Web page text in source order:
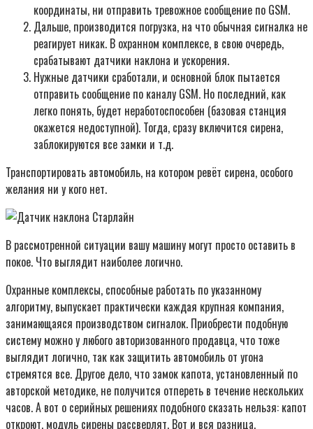
координаты, ни отправить тревожное сообщение по GSM.
Дальше, производится погрузка, на что обычная сигналка не
реагирует никак. В охранном комплексе, в свою очередь,
срабатывают датчики наклона и ускорения.
Нужные датчики сработали, и основной блок пытается
отправить сообщение по каналу GSM. Но последний, как
легко понять, будет неработоспособен (базовая станция
окажется недоступной). Тогда, сразу включится сирена,
заблокируются все замки и т.д.
Транспортировать автомобиль, на котором ревёт сирена, особого
желания ни у кого нет.
В рассмотренной ситуации вашу машину могут просто оставить в
покое. Что выглядит наиболее логично.
Охранные комплексы, способные работать по указанному
алгоритму, выпускает практически каждая крупная компания,
занимающаяся производством сигналок. Приобрести подобную
систему можно у любого авторизованного продавца, что тоже
выглядит логично, так как защитить автомобиль от угона
стремятся все. Другое дело, что замок капота, установленный по
авторской методике, не получится отпереть в течение нескольких
часов. А вот о серийных решениях подобного сказать нельзя: капот
откроют, модуль сирены рассверлят. Вот и вся разница.